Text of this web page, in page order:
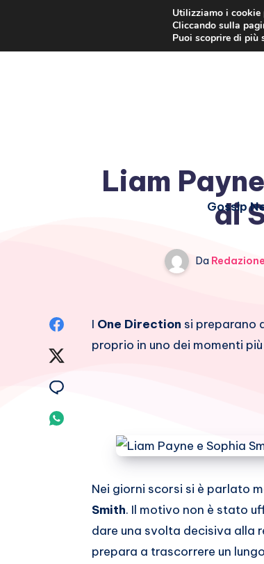
Gossip
Liam
di
Da Redazione
Condividi
Condividi
I One Direction si preparano
proprio in uno dei momenti
Nei giorni scorsi si è parlato
Smith. Il motivo non è stato
dare una svolta decisiva alla
prepara a trascorrere un
Utilizziamo i
Cliccando sulla
Puoi scoprire di